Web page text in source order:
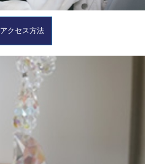
アクセス方法